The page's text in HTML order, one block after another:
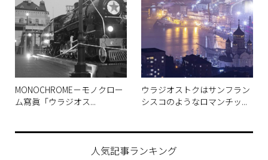
MONOCHROME－モノクロー
ム寫眞「ウラジオス...
ウラジオストクはサンフラン
シスコのようなロマンチッ...
人気記事ランキング